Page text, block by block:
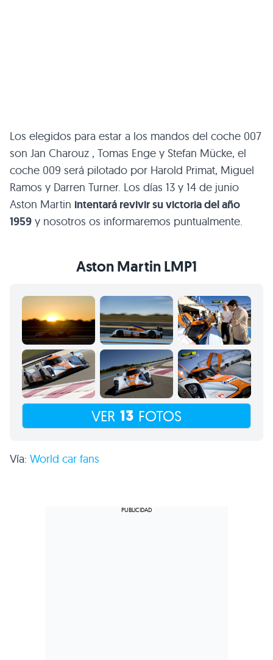
Los elegidos para estar a los mandos del coche 007
son Jan Charouz , Tomas Enge y Stefan Mücke, el
coche 009 será pilotado por Harold Primat, Miguel
Ramos y Darren Turner. Los días 13 y 14 de junio
Aston Martin intentará revivir su victoria del año
1959 y nosotros os informaremos puntualmente.
Aston MartinLMP1
VER 13 FOTOS
Vía: World car fans